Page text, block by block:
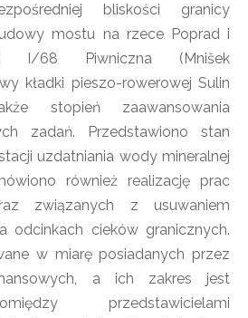
bliskości granicy
mostu na rzece Poprad i
I/68 Piwniczna (Mnišek
kładki pieszo-rowerowej Sulin
stopień zaawansowania
zadań. Przedstawiono stan
uzdatniania wody mineralnej
również realizację prac
związanych z usuwaniem
odcinkach cieków granicznych.
w miarę posiadanych przez
a ich zakres jest
przedstawicielami